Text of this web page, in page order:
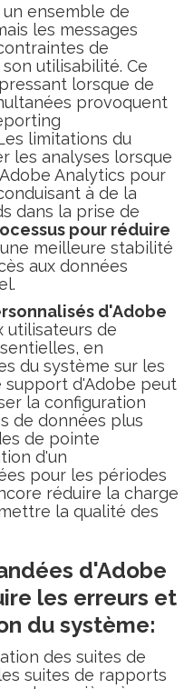
ensemble de
les messages
de
utilisabilité. Ce
lorsque de
provoquent
limitations du
les analyses lorsque
Analytics pour
à de la
dans la prise de
pour réduire
meilleure stabilité
aux données
d'Adobe
utilisateurs de
en
du système sur les
support d'Adobe peut
la configuration
de données plus
de pointe
d'un
pour les périodes
réduire la charge
la qualité des
d'Adobe
les erreurs et
du système:
des suites de
suites de rapports